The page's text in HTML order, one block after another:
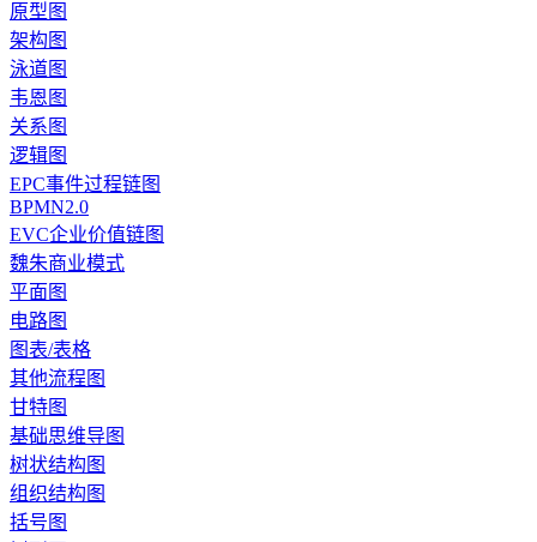
原型图
架构图
泳道图
韦恩图
关系图
逻辑图
EPC事件过程链图
BPMN2.0
EVC企业价值链图
魏朱商业模式
平面图
电路图
图表/表格
其他流程图
甘特图
基础思维导图
树状结构图
组织结构图
括号图